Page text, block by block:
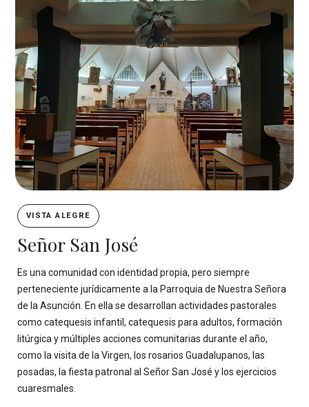
VISTA ALEGRE
Señor San José
Es una comunidad con identidad propia, pero siempre
perteneciente jurídicamente a la Parroquia de Nuestra Señora
de la Asunción. En ella se desarrollan actividades pastorales
como catequesis infantil, catequesis para adultos, formación
litúrgica y múltiples acciones comunitarias durante el año,
como la visita de la Virgen, los rosarios Guadalupanos, las
posadas, la fiesta patronal al Señor San José y los ejercicios
cuaresmales.